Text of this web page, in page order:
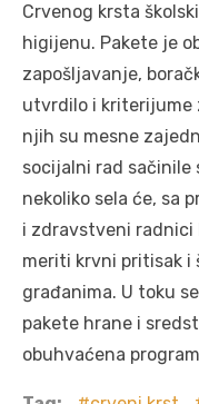
Crvenog krsta
higijenu. Pakete je
zapošljavanje,
utvrdilo i kriterijume
njih su mesne
socijalni rad sačinile
nekoliko sela će, sa
i zdravstveni radnici
meriti krvni pritisak i
građanima. U toku
pakete hrane i
obuhvaćena